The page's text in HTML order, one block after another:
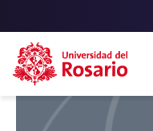
Pasar al contenido principal